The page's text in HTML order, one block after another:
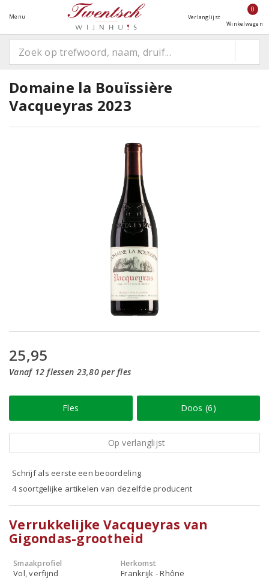
Menu Verlanglijst
0
Winkelwagen
Domaine la Bouïssière
Vacqueyras 2023
25,95
Vanaf 12 flessen 23,80 per fles
Fles Doos (6)
Op verlanglijst
Schrijf als eerste een beoordeling
4 soortgelijke artikelen van dezelfde producent
Verrukkelijke Vacqueyras van
Gigondas-grootheid
Smaakprofiel
Vol, verfijnd
Herkomst
Frankrijk - Rhône